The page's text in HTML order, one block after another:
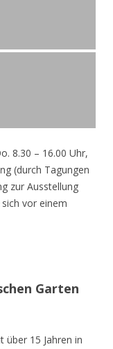
8.30 – 16.00 Uhr,
(durch Tagungen
zur Ausstellung
vor einem
Garten
über 15 Jahren in